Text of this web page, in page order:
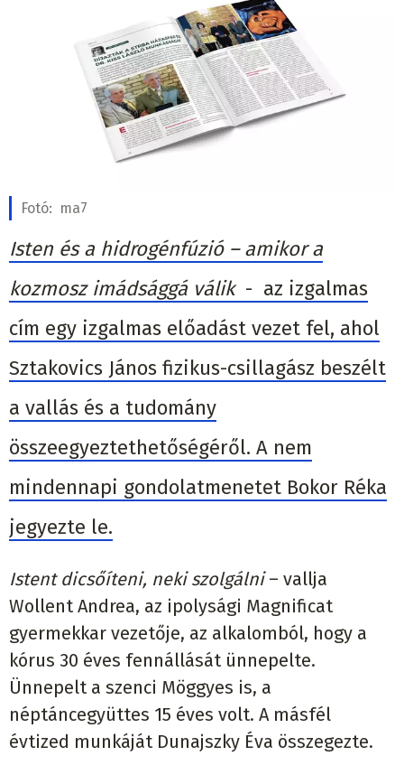
Fotó: ma7
Isten és a hidrogénfúzió – amikor a
kozmosz imádsággá válik - az izgalmas
cím egy izgalmas előadást vezet fel, ahol
Sztakovics János fizikus-csillagász beszélt
a vallás és a tudomány
összeegyeztethetőségéről. A nem
mindennapi gondolatmenetet Bokor Réka
jegyezte le.
Istent dicsőíteni, neki szolgálni– vallja
Wollent Andrea, az ipolysági Magnificat
gyermekkar vezetője, az alkalomból, hogy a
kórus 30 éves fennállását ünnepelte.
Ünnepelt a szenci Möggyes is, a
néptáncegyüttes 15 éves volt. A másfél
évtized munkáját Dunajszky Éva összegezte.